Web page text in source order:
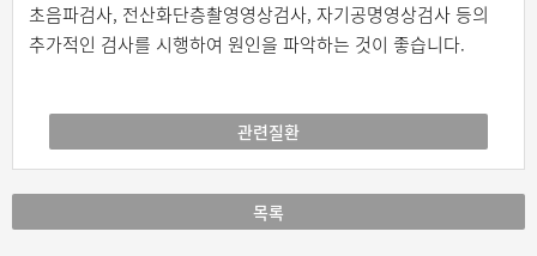
초음파검사, 전산화단층촬영영상검사, 자기공명영상검사 등의
추가적인 검사를 시행하여 원인을 파악하는 것이 좋습니다.
관련질환
목록